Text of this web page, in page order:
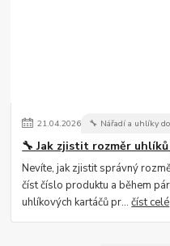
21.04.2026 🔧 Nářadí a uhlíky
🔧 Jak zjistit rozměr
Nevíte, jak zjistit správný
číst číslo produktu a během
uhlíkových kartáčů pr...číst celé